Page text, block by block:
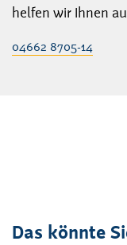
helfen wir Ihnen
04662 8705-14
Das könnte